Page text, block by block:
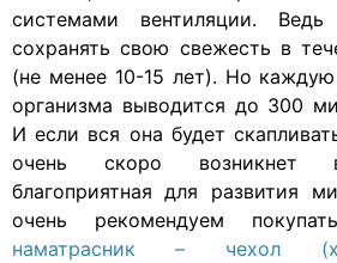
системами вентиляции.
сохранять свою свежесть в
(не менее 10-15 лет). Но
организма выводится до 300
И если вся она будет
очень скоро возникнет
благоприятная для развития
очень рекомендуем
наматрасник – чехол